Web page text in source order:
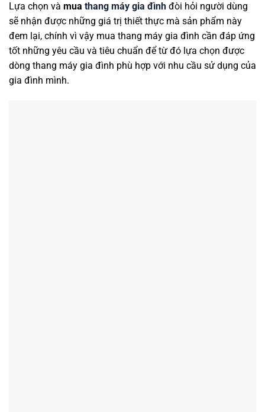
Lựa chọn và mua thang máy gia đình đòi hỏi người dùng
sẽ nhận được những giá trị thiết thực mà sản phẩm này
đem lại, chính vì vậy mua thang máy gia đình cần đáp ứng
tốt những yêu cầu và tiêu chuẩn để từ đó lựa chọn được
dòng thang máy gia đình phù hợp với nhu cầu sử dụng của
gia đình mình.